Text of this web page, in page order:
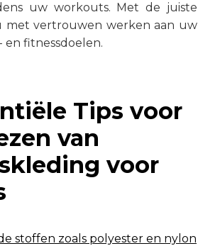
uw workouts. Met de juiste
vertrouwen werken aan uw
en fitnessdoelen.
Tips voor
van
voor
stoffen zoals polyester en nylon